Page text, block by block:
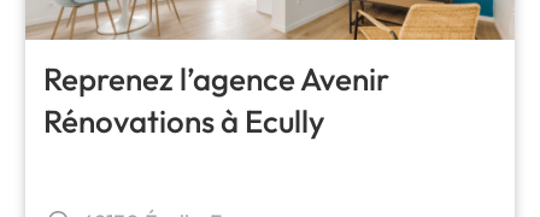
Reprenez l’agence Avenir
Rénovations à Ecully